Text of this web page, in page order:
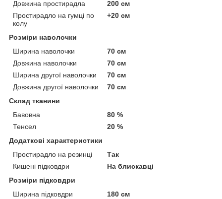
Довжина простирадла
200 см
Простирадло на гумці по
колу
+20 см
Розміри наволочки
Ширина наволочки
70 см
Довжина наволочки
70 см
Ширина другої наволочки
70 см
Довжина другої наволочки
70 см
Склад тканини
Бавовна
80 %
Тенсел
20 %
Додаткові характеристики
Простирадло на резинці
Так
Кишені підковдри
На блискавці
Розміри підковдри
Ширина підковдри
180 см